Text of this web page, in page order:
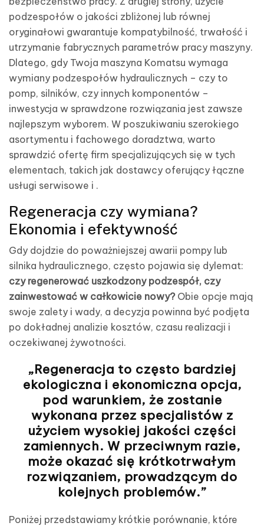
podzespołów o jakości zbliżonej lub równej
oryginałowi gwarantuje kompatybilność, trwałość i
utrzymanie fabrycznych parametrów pracy maszyny.
Dlatego, gdy Twoja maszyna Komatsu wymaga
wymiany podzespołów hydraulicznych – czy to
pomp, silników, czy innych komponentów –
inwestycja w sprawdzone rozwiązania jest zawsze
najlepszym wyborem. W poszukiwaniu szerokiego
asortymentu i fachowego doradztwa, warto
sprawdzić ofertę firm specjalizujących się w tych
elementach, takich jak dostawcy oferujący łączne
usługi serwisowe i .
Regeneracja czy wymiana?
Ekonomia i efektywność
Gdy dojdzie do poważniejszej awarii pompy lub
silnika hydraulicznego, często pojawia się dylemat:
czy regenerować uszkodzony podzespół, czy
zainwestować w całkowicie nowy?Obie opcje mają
swoje zalety i wady, a decyzja powinna być podjęta
po dokładnej analizie kosztów, czasu realizacji i
oczekiwanej żywotności.
„Regeneracja to często bardziej
ekologiczna i ekonomiczna opcja,
pod warunkiem, że zostanie
wykonana przez specjalistów z
użyciem wysokiej jakości części
zamiennych. W przeciwnym razie,
może okazać się krótkotrwałym
rozwiązaniem, prowadzącym do
kolejnych problemów.”
Poniżej przedstawiamy krótkie porównanie, które